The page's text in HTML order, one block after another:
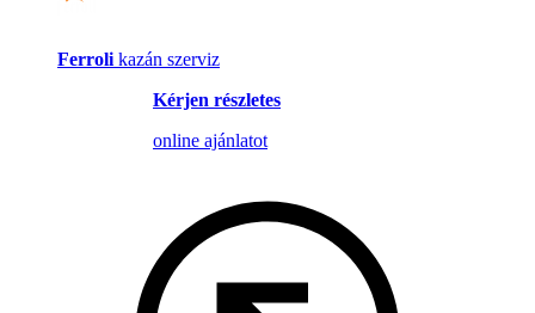
Ferroli kazán szerviz
Kérjen részletes
online ajánlatot